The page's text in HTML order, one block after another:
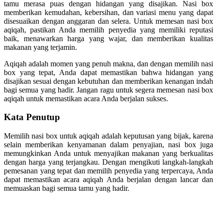
tamu merasa puas dengan hidangan yang disajikan. Nasi box
memberikan kemudahan, kebersihan, dan variasi menu yang dapat
disesuaikan dengan anggaran dan selera. Untuk memesan nasi box
aqiqah, pastikan Anda memilih penyedia yang memiliki reputasi
baik, menawarkan harga yang wajar, dan memberikan kualitas
makanan yang terjamin.
Aqiqah adalah momen yang penuh makna, dan dengan memilih nasi
box yang tepat, Anda dapat memastikan bahwa hidangan yang
disajikan sesuai dengan kebutuhan dan memberikan kenangan indah
bagi semua yang hadir. Jangan ragu untuk segera memesan nasi box
aqiqah untuk memastikan acara Anda berjalan sukses.
Kata Penutup
Memilih nasi box untuk aqiqah adalah keputusan yang bijak, karena
selain memberikan kenyamanan dalam penyajian, nasi box juga
memungkinkan Anda untuk menyajikan makanan yang berkualitas
dengan harga yang terjangkau. Dengan mengikuti langkah-langkah
pemesanan yang tepat dan memilih penyedia yang terpercaya, Anda
dapat memastikan acara aqiqah Anda berjalan dengan lancar dan
memuaskan bagi semua tamu yang hadir.